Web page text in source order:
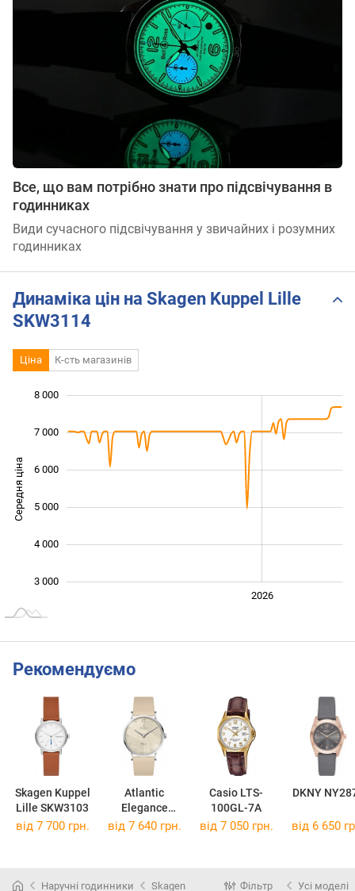
Все, що вам потрібно знати про підсвічування в
годинниках
Види сучасного підсвічування у звичайних і розумних
годинниках
Динаміка цін на Skagen Kuppel Lille
SKW3114
Ціна К-сть магазинів
Середня ціна
3 000
4 000
5 000
6 000
7 000
8 000
2026
Рекомендуємо
Skagen Kuppel
Lille SKW3103
Atlantic
Elegance
Colors
Casio LTS-
100GL-7A
DKNY
від 7 700 грн. від 7 640 грн. від 7 050 грн. від 6 650
Наручні годинники Skagen Фільтр Усі моделі